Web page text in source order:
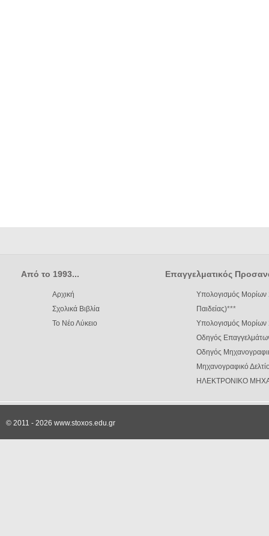
Από το 1993...
Αρχική
Σχολικά Βιβλία
Το Νέο Λύκειο
Επαγγελματικός
Υπολογισμός Μορίων
Παιδείας)***
Υπολογισμός
Οδηγός
Οδηγός
Μηχανογραφικό
ΗΛΕΚΤΡΟΝΙΚΟ
© 2011 - 2026 www.stoxos.edu.gr